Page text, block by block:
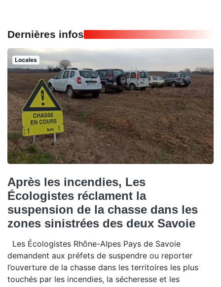
Dernières infos
Locales
Après les incendies, Les
Écologistes réclament la
suspension de la chasse dans les
zones sinistrées des deux Savoie
Les Écologistes Rhône-Alpes Pays de Savoie
demandent aux préfets de suspendre ou reporter
l’ouverture de la chasse dans les territoires les plus
touchés par les incendies, la sécheresse et les